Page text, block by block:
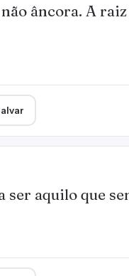
âncora. A
ser aquilo que